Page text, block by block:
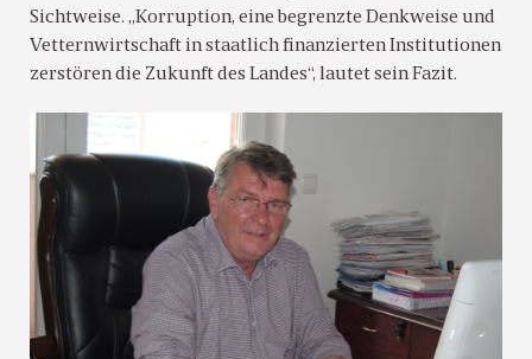
Sichtweise. „Korruption, eine begrenzte Denkweise und
Vetternwirtschaft in staatlich finanzierten Institutionen
zerstören die Zukunft des Landes“, lautet sein Fazit.